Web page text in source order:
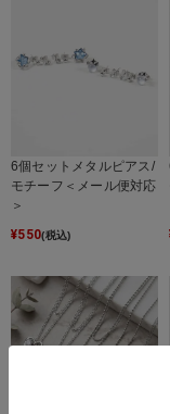
6個セットメタルピアス/
モチーフ＜メール便対応
＞
¥550(税込)